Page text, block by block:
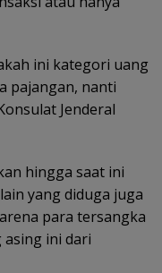
ini kategori uang
pajangan, nanti
Jenderal
hingga saat ini
yang diduga juga
para tersangka
asing ini dari